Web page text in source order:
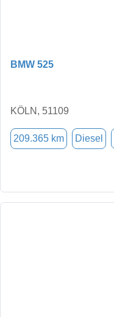
BMW 525
KÖLN, 51109
209.365 km Diesel